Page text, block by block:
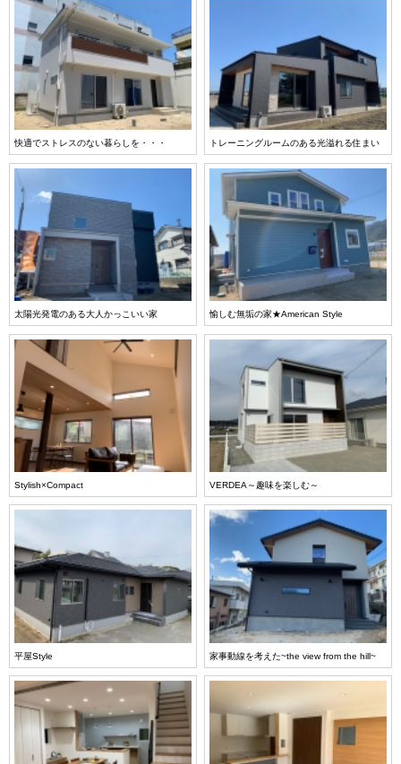
快適でストレスのない暮らしを・・・ トレーニングルームのある光溢れる住まい
太陽光発電のある大人かっこいい家 愉しむ無垢の家★American Style
Stylish×Compact VERDEA～趣味を楽しむ～
平屋Style 家事動線を考えた~the view from the hill~